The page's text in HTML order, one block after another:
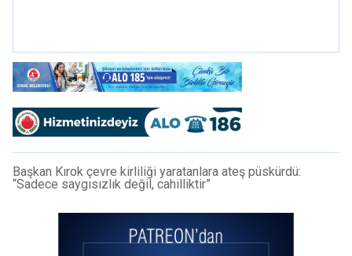
Başkan Kırok çevre kirliliği yaratanlara ateş püskürdü:
“Sadece saygısızlık değil, cahilliktir”